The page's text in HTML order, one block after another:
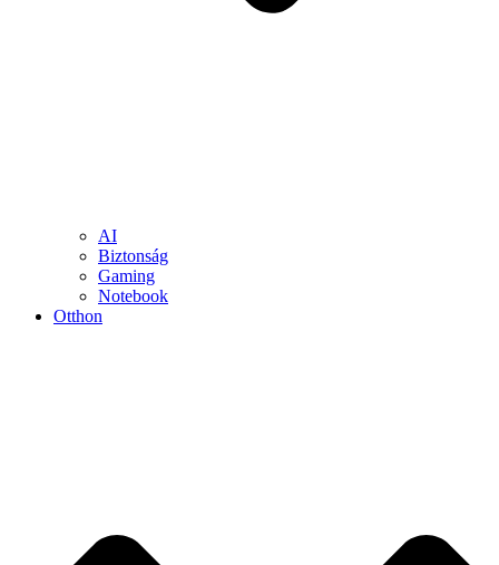
AI
Biztonság
Gaming
Notebook
Otthon